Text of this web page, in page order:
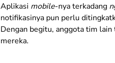
Aplikasi mobile-nya terkadang
notifikasinya pun perlu
Dengan begitu, anggota tim
mereka.